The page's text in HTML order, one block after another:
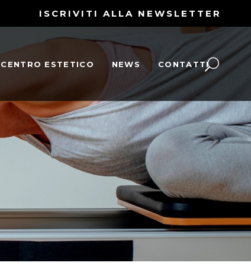
ISCRIVITI ALLA NEWSLETTER
CENTRO ESTETICO NEWS CONTATTI